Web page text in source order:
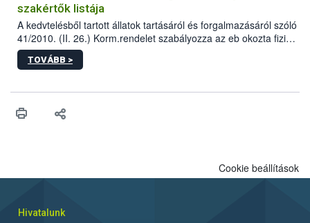
szakértők listája
A kedvtelésből tartott állatok tartásáról és forgalmazásáról szóló
41/2010. (II. 26.) Korm.rendelet szabályozza az eb okozta fizikai
sérülés, illetve ennek veszélye keletkezésekor felmerülő
hatósági feladatokat, valamint a veszélyes eb tartását és annak
vonni az ebek viselkedésének megítélésében jártas szakértőt.
TOVÁBB >
Cookie beállítások
Hivatalunk